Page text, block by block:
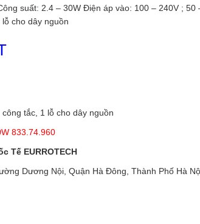
suất: 2.4 – 30W Điện áp vào: 100 – 240V ;
cho dây nguồn
tắc, 1 lỗ cho dây nguồn
833.74.960
Tế EURROTECH
Dương Nội, Quận Hà Đông, Thành Phố Hà